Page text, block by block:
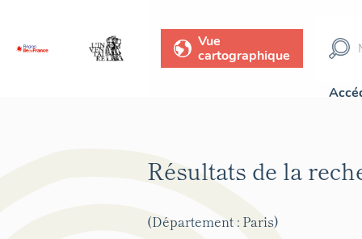
Vue
cartographique
Résultats de la
(Département : Paris)